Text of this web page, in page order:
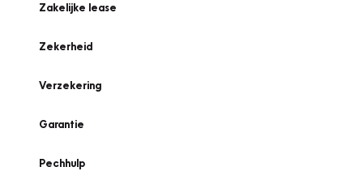
Zakelijke lease
Zekerheid
Verzekering
Garantie
Pechhulp